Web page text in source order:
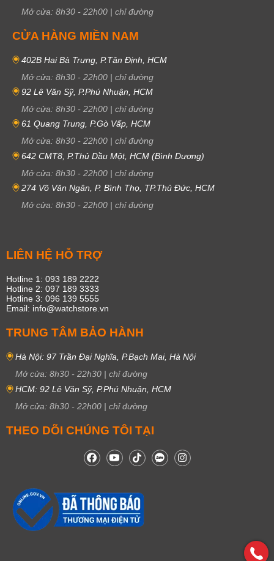
Mở cửa: 8h30 - 22h00 | chỉ đường
CỬA HÀNG MIỀN NAM
402B Hai Bà Trưng, P.Tân Định, HCM
Mở cửa: 8h30 - 22h00 | chỉ đường
92 Lê Văn Sỹ, P.Phú Nhuận, HCM
Mở cửa: 8h30 - 22h00 | chỉ đường
61 Quang Trung, P.Gò Vấp, HCM
Mở cửa: 8h30 - 22h00 | chỉ đường
642 CMT8, P.Thủ Dầu Một, HCM (Bình Dương)
Mở cửa: 8h30 - 22h00 | chỉ đường
274 Võ Văn Ngân, P. Bình Thọ, TP.Thủ Đức, HCM
Mở cửa: 8h30 - 22h00 | chỉ đường
LIÊN HỆ HỖ TRỢ
Hotline 1: 093 189 2222
Hotline 2: 097 189 3333
Hotline 3: 096 139 5555
Email: info@watchstore.vn
TRUNG TÂM BẢO HÀNH
Hà Nội: 97 Trần Đại Nghĩa, P.Bạch Mai, Hà Nội
Mở cửa: 8h30 - 22h30 | chỉ đường
HCM: 92 Lê Văn Sỹ, P.Phú Nhuận, HCM
Mở cửa: 8h30 - 22h00 | chỉ đường
THEO DÕI CHÚNG TÔI TẠI